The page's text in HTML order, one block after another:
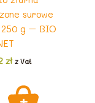
surowe
g – BIO
zł z Vat